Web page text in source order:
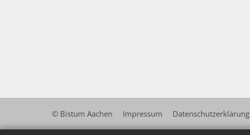
© Bistum Aachen Impressum Datenschutzerklärung